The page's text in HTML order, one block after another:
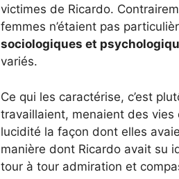
victimes de Ricardo.
femmes n’étaient pas
sociologiques et
variés.
Ce qui les caractérise, c’est
travaillaient, menaient des vies
lucidité la façon dont elles
manière dont Ricardo avait su
tour à tour admiration et